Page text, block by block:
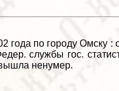
года по городу Омску :
службы гос.
ненумер.